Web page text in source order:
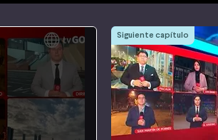
Siguiente capítulo